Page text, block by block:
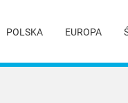
POLSKA EUROPA